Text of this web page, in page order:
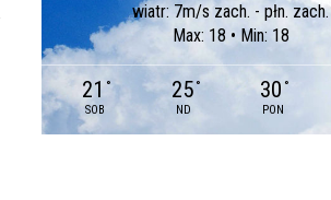
wiatr: 7m/s zach. - płn. zach.
Max: 18 • Min: 18
21 °
SOB
25 °
ND
30 °
PON